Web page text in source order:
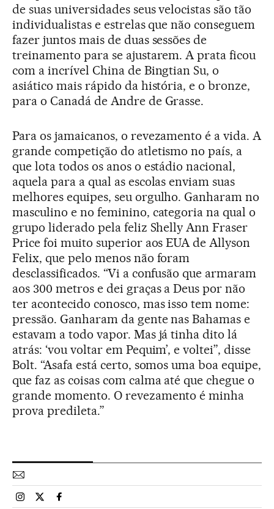
de suas universidades seus velocistas são tão
individualistas e estrelas que não conseguem
fazer juntos mais de duas sessões de
treinamento para se ajustarem. A prata ficou
com a incrível China de Bingtian Su, o
asiático mais rápido da história, e o bronze,
para o Canadá de Andre de Grasse.
Para os jamaicanos, o revezamento é a vida. A
grande competição do atletismo no país, a
que lota todos os anos o estádio nacional,
aquela para a qual as escolas enviam suas
melhores equipes, seu orgulho. Ganharam no
masculino e no feminino, categoria na qual o
grupo liderado pela feliz Shelly Ann Fraser
Price foi muito superior aos EUA de Allyson
Felix, que pelo menos não foram
desclassificados. “Vi a confusão que armaram
aos 300 metros e dei graças a Deus por não
ter acontecido conosco, mas isso tem nome:
pressão. Ganharam da gente nas Bahamas e
estavam a todo vapor. Mas já tinha dito lá
atrás: ‘vou voltar em Pequim’, e voltei”, disse
Bolt. “Asafa está certo, somos uma boa equipe,
que faz as coisas com calma até que chegue o
grande momento. O revezamento é minha
prova predileta.”
Esportes El País Brasil en Instagram
Esportes El País Brasil en Twitter
Esportes El País Brasil en Facebook